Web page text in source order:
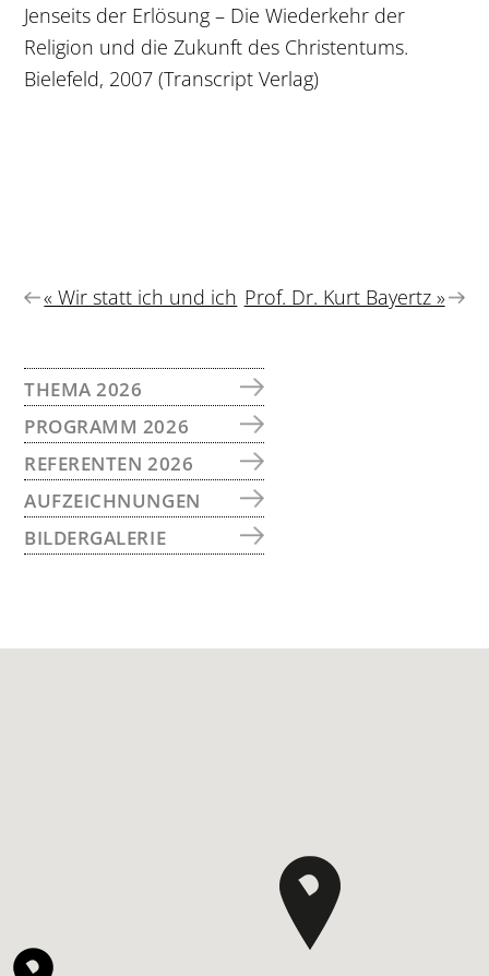
Jenseits der Erlösung – Die Wiederkehr der
Religion und die Zukunft des Christentums.
Bielefeld, 2007 (Transcript Verlag)
Vorheriger
« Wir statt ich und ich Nächster
Prof. Dr. Kurt Bayertz »
SEITENSPALTE
THEMA 2026
PROGRAMM 2026
REFERENTEN 2026
AUFZEICHNUNGEN
BILDERGALERIE